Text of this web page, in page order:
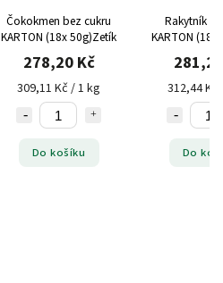
Čokokmen bez cukru
KARTON (18x 50g)Zetík
278,20 Kč
309,11 Kč / 1 kg
Do košíku
Rakytník v
KARTON
312,44 Kč
Do